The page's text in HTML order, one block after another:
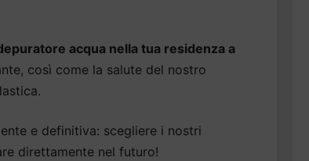
acqua nella tua residenza a
così come la salute del nostro
e definitiva: scegliere i nostri
direttamente nel futuro!